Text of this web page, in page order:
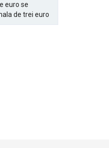
euro se
de trei euro